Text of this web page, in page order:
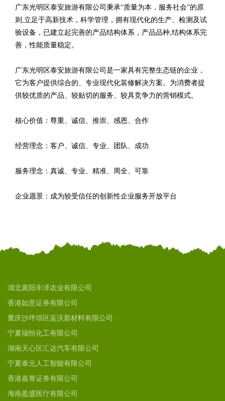
广东光明区泰安旅游有限公司秉承“质量为本，服务社会”的原
则,立足于高新技术，科学管理，拥有现代化的生产、检测及试
验设备，已建立起完善的产品结构体系，产品品种,结构体系完
善，性能质量稳定。
广东光明区泰安旅游有限公司是一家具有完整生态链的企业，
它为客户提供综合的、专业现代化装修解决方案。为消费者提
供较优质的产品、较贴切的服务、较具竞争力的营销模式。
核心价值：尊重、诚信、推崇、感恩、合作
经营理念：客户、诚信、专业、团队、成功
服务理念：真诚、专业、精准、周全、可靠
企业愿景：成为较受信任的创新性企业服务开放平台
湖北襄阳丰泽农业有限公司
香港如意证券有限公司
重庆沙坪坝区蓝沃新材料有限公司
宁夏瑞恒化工有限公司
湖南天心区汇达汽车有限公司
宁夏泰元人工智能有限公司
香港嘉青证券有限公司
海南盈盛医疗有限公司